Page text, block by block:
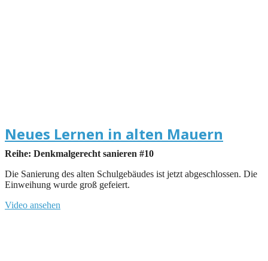
Neues Lernen in alten Mauern
Reihe: Denkmalgerecht sanieren #10
Die Sanierung des alten Schulgebäudes ist jetzt abgeschlossen. Die
Einweihung wurde groß gefeiert.
Video ansehen